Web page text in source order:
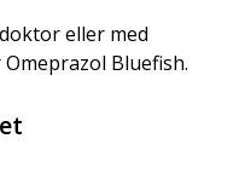
eller med
Bluefish.